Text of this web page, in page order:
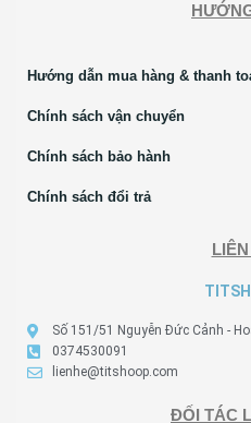
Hướng dẫn mua hàng & thanh
Chính sách vận chuyển
Chính sách bảo hành
Chính sách đổi trả
Số 151/51 Nguyễn Đức Cảnh -
0374530091
lienhe@titshoop.com
ĐỐI TÁC